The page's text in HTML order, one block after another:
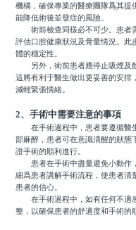
機構，確保專業的醫療團隊爲其提
能降低術後並發症的風險。
術前檢查同樣必不可少。患者
評估口腔健康狀況及骨量情況。此
體的穩定性。
另外，術前患者應停止吸煙及飲
這將有利于醫生做出更妥善的安排
減輕緊張情緒。
2、手術中需要注意的事項
在手術過程中，患者要遵循醫
部麻醉，患者可在意識清醒的狀態
證手術的順利進行。
患者在手術中盡量避免小動作
細爲患者講解手術流程，使患者清
患者的信心。
在手術過程中，如有任何不適
整，以確保患者的舒適度和手術的